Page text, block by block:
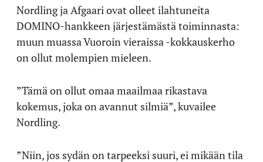
Nordling ja Afgaari ovat olleet ilahtuneita
DOMINO-hankkeen järjestämästä toiminnasta:
muun muassa Vuoroin vieraissa -kokkauskerho
on ollut molempien mieleen.
”Tämä on ollut omaa maailmaa rikastava
kokemus, joka on avannut silmiä”, kuvailee
Nordling.
”Niin, jos sydän on tarpeeksi suuri, ei mikään tila